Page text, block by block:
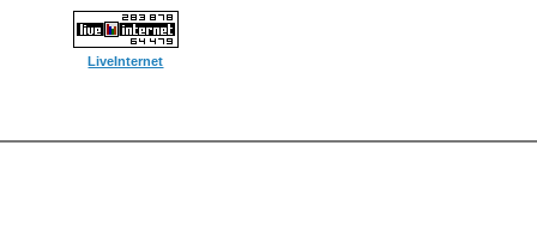
LiveInternet